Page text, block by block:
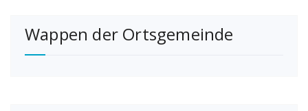
Wappen der Ortsgemeinde